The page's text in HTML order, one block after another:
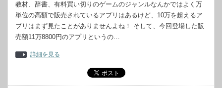
教材、辞書、有料買い切りのゲームのジャンルなんかではよく万
単位の高額で販売されているアプリはあるけど、10万を超えるア
プリはまず見たことがありませんよね！ そして、今回登場した販
売額11万8800円のアプリというの…
詳細を見る